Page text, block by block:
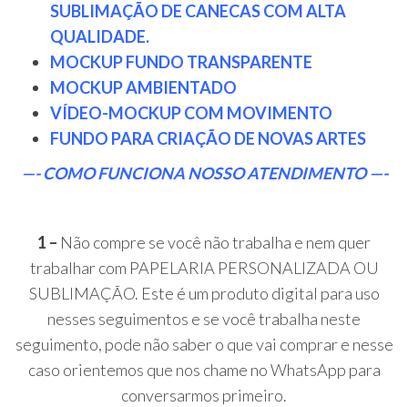
SUBLIMAÇÃO DE CANECAS COM ALTA
QUALIDADE.
MOCKUP FUNDO TRANSPARENTE
MOCKUP AMBIENTADO
VÍDEO-MOCKUP COM MOVIMENTO
FUNDO PARA CRIAÇÃO DE NOVAS ARTES
—- COMO FUNCIONA NOSSO ATENDIMENTO —-
1 – Não compre se você não trabalha e nem quer
trabalhar com PAPELARIA PERSONALIZADA OU
SUBLIMAÇÃO. Este é um produto digital para uso
nesses seguimentos e se você trabalha neste
seguimento, pode não saber o que vai comprar e nesse
caso orientemos que nos chame no WhatsApp para
conversarmos primeiro.